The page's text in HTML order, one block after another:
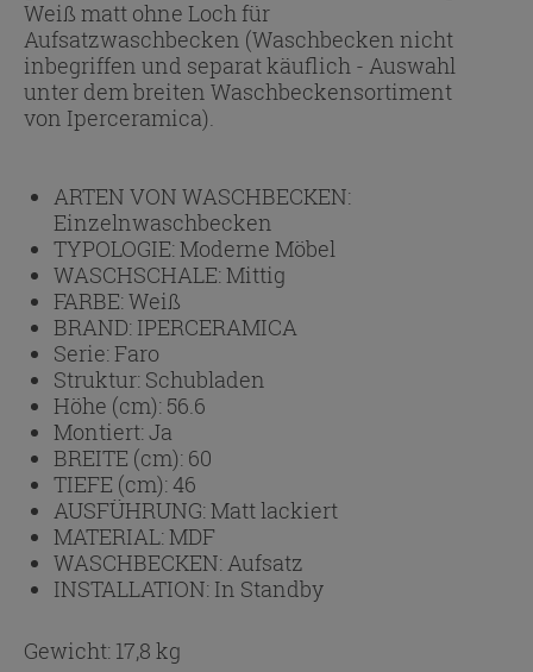
Weiß matt ohne Loch für
Aufsatzwaschbecken (Waschbecken nicht
inbegriffen und separat käuflich - Auswahl
unter dem breiten Waschbeckensortiment
von Iperceramica).
ARTEN VON WASCHBECKEN:
Einzelnwaschbecken
TYPOLOGIE:Moderne Möbel
WASCHSCHALE:Mittig
FARBE:Weiß
BRAND: IPERCERAMICA
Serie:Faro
Struktur: Schubladen
Höhe (cm): 56.6
Montiert:Ja
BREITE (cm): 60
TIEFE (cm):46
AUSFÜHRUNG:Matt lackiert
MATERIAL:MDF
WASCHBECKEN:Aufsatz
INSTALLATION: In Standby
Gewicht: 17,8 kg